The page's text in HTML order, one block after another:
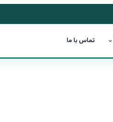
تماس با ما